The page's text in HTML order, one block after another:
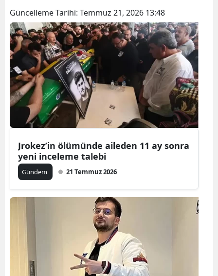
Güncelleme Tarihi: Temmuz 21, 2026 13:48
Jrokez’in ölümünde aileden 11 ay sonra
yeni inceleme talebi
Gündem 21 Temmuz 2026